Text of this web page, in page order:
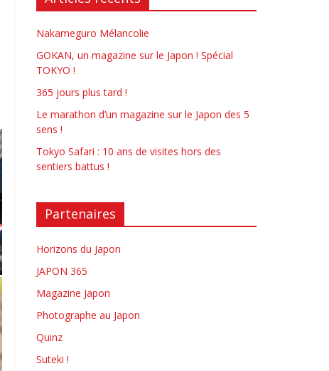
Nakameguro Mélancolie
GOKAN, un magazine sur le Japon ! Spécial
TOKYO !
365 jours plus tard !
Le marathon d’un magazine sur le Japon des 5
sens !
Tokyo Safari : 10 ans de visites hors des
sentiers battus !
Partenaires
Horizons du Japon
JAPON 365
Magazine Japon
Photographe au Japon
Quinz
Suteki !